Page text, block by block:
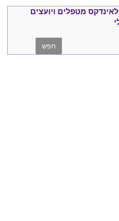
אינדקס מטפלים ויועצים